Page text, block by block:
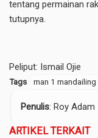
tentang permainan
tutupnya.
Peliput: Ismail Ojie
Tags man 1 mandailing
Penulis: Roy Adam
ARTIKEL TERKAIT